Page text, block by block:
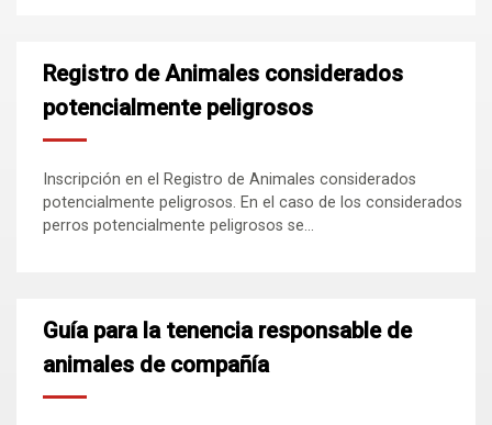
Registro de Animales considerados
potencialmente peligrosos
Inscripción en el Registro de Animales considerados
potencialmente peligrosos. En el caso de los considerados
perros potencialmente peligrosos se...
Guía para la tenencia responsable de
animales de compañía